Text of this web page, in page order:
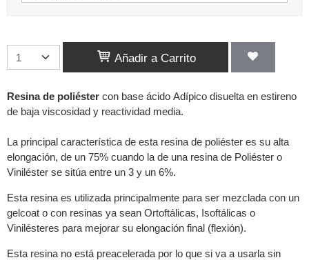
Añadir a Carrito
Resina de poliéster con base ácido Adípico disuelta en estireno
de baja viscosidad y reactividad media.
La principal característica de esta resina de poliéster es su alta
elongación, de un 75% cuando la de una resina de Poliéster o
Viniléster se sitúa entre un 3 y un 6%.
Esta resina es utilizada principalmente para ser mezclada con un
gelcoat o con resinas ya sean Ortoftálicas, Isoftálicas o
Vinilésteres para mejorar su elongación final (flexión).
Esta resina no está preacelerada por lo que si va a usarla sin